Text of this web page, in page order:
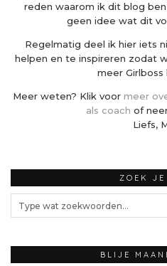
reden waarom ik dit blog
geen idee wat dit
Regelmatig deel ik hier iets
helpen en te inspireren zodat
meer Girlboss
Meer weten? Klik voor meer
als coach of
Liefs,
ZOEK JE
BLIJE